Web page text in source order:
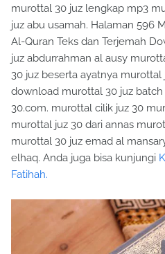
murottal 30 juz lengkap mp3
juz abu usamah. Halaman 596
Al-Quran Teks dan Terjemah
juz abdurrahman al ausy
30 juz beserta ayatnya murottal
download murottal 30 juz
30.com. murottal cilik juz 30
murottal juz 30 dari annas
murottal 30 juz emad al
elhaq. Anda juga bisa kunjungi
Fatihah.